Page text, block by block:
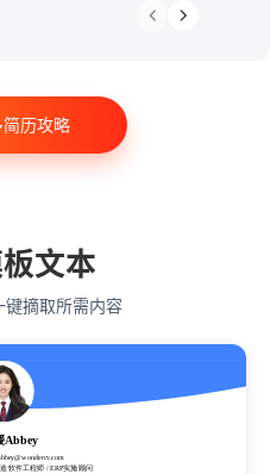
电子信息工程
历攻略
文本
键摘取所需内容
Abbey
软件工程师 / ERP实施顾问